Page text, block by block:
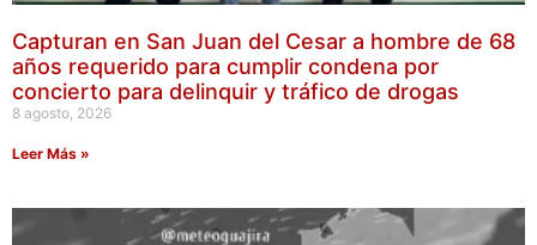
Capturan en San Juan del Cesar a hombre de 68
años requerido para cumplir condena por
concierto para delinquir y tráfico de drogas
8 agosto, 2026
Leer Más »